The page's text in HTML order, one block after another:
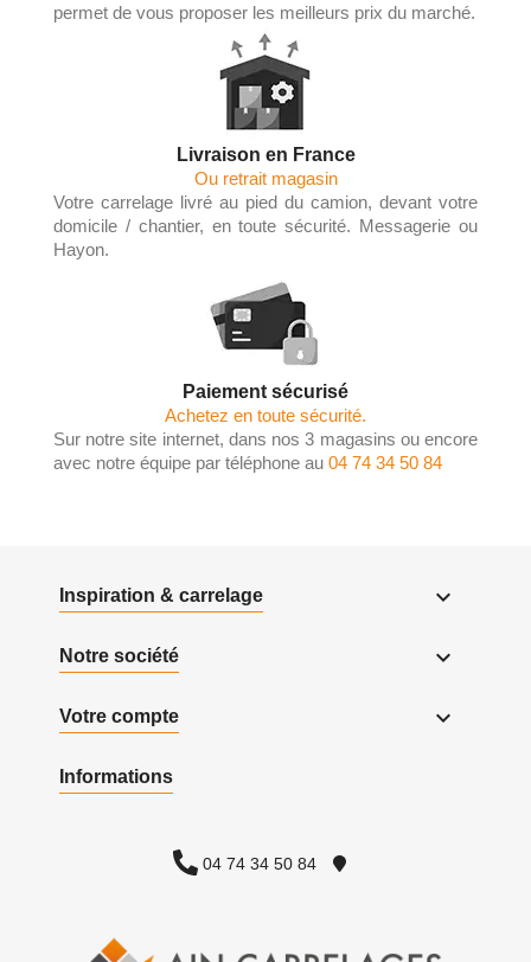
permet de vous proposer les meilleurs prix du marché.
Livraison en France
Ou retrait magasin
Votre carrelage livré au pied du camion, devant votre
domicile / chantier, en toute sécurité. Messagerie ou
Hayon.
Paiement sécurisé
Achetez en toute sécurité.
Sur notre site internet, dans nos 3 magasins ou encore
avec notre équipe par téléphone au 04 74 34 50 84
Inspiration & carrelage 
Notre société 
Votre compte 
Informations
04 74 34 50 84